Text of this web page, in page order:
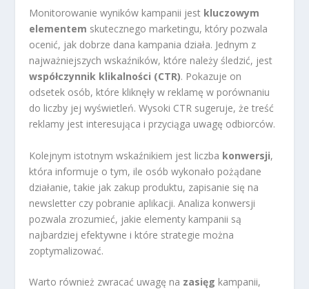
Monitorowanie wyników kampanii jest kluczowym
elementem skutecznego marketingu, który pozwala
ocenić, jak dobrze dana kampania działa. Jednym z
najważniejszych wskaźników, które należy śledzić, jest
współczynnik klikalności (CTR). Pokazuje on
odsetek osób, które kliknęły w reklamę w porównaniu
do liczby jej wyświetleń. Wysoki CTR sugeruje, że treść
reklamy jest interesująca i przyciąga uwagę odbiorców.
Kolejnym istotnym wskaźnikiem jest liczba konwersji,
która informuje o tym, ile osób wykonało pożądane
działanie, takie jak zakup produktu, zapisanie się na
newsletter czy pobranie aplikacji. Analiza konwersji
pozwala zrozumieć, jakie elementy kampanii są
najbardziej efektywne i które strategie można
zoptymalizować.
Warto również zwracać uwagę na zasięg kampanii,